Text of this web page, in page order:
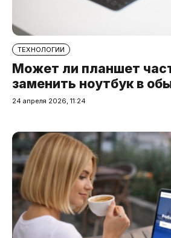
ТЕХНОЛОГИИ
Может ли планшет
заменить ноутбук в
24 апреля 2026, 11:24